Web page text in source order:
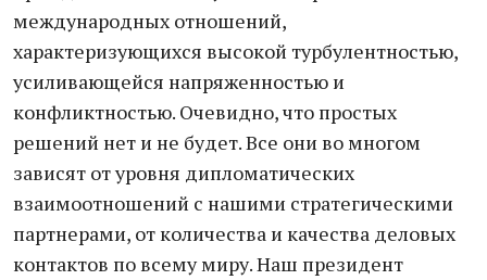
международных отношений,
характеризующихся высокой турбулентностью,
усиливающейся напряженностью и
конфликтностью. Очевидно, что простых
решений нет и не будет. Все они во многом
зависят от уровня дипломатических
взаимоотношений с нашими стратегическими
партнерами, от количества и качества деловых
контактов по всему миру. Наш президент